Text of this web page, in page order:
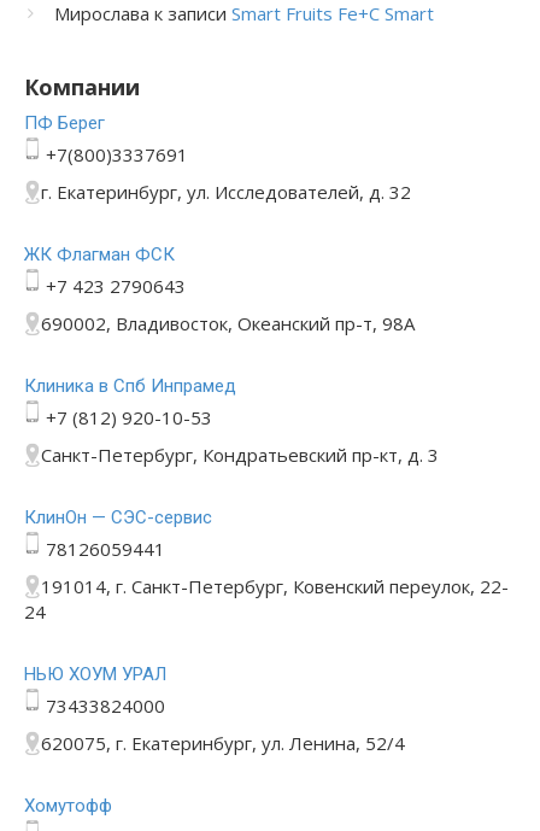
Мирослава к записи Smart Fruits Fe+C Smart
Компании
ПФ Берег
+7(800)3337691
г. Екатеринбург, ул. Исследователей, д. 32
ЖК Флагман ФСК
+7 423 2790643
690002, Владивосток, Океанский пр-т, 98А
Клиника в Спб Инпрамед
+7 (812) 920-10-53
Санкт-Петербург, Кондратьевский пр-кт, д. 3
КлинОн — СЭС-сервис
78126059441
191014, г. Санкт-Петербург, Ковенский переулок, 22-
24
НЬЮ ХОУМ УРАЛ
73433824000
620075, г. Екатеринбург, ул. Ленина, 52/4
Хомутофф